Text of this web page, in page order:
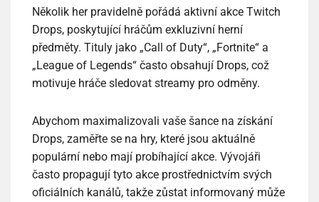
Několik her pravidelně pořádá aktivní akce Twitch
Drops, poskytující hráčům exkluzivní herní
předměty. Tituly jako „Call of Duty“, „Fortnite“ a
„League of Legends“ často obsahují Drops, což
motivuje hráče sledovat streamy pro odměny.
Abychom maximalizovali vaše šance na získání
Drops, zaměřte se na hry, které jsou aktuálně
populární nebo mají probíhající akce. Vývojáři
často propagují tyto akce prostřednictvím svých
oficiálních kanálů, takže zůstat informovaný může